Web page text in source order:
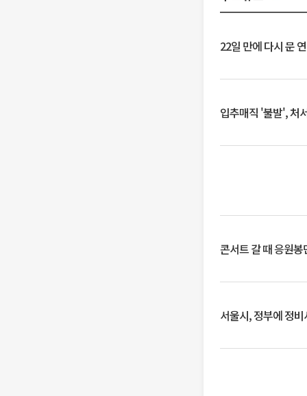
22일 만에 다시 문
입추매직 '불발', 처
콘서트 갈 때 응원
서울시, 정부에 정